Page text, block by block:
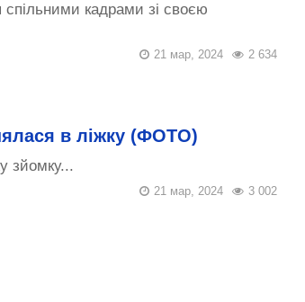
спільними кадрами зі своєю
2 634
21 мар, 2024
в ліжку (ФОТО)
зйомку...
3 002
21 мар, 2024